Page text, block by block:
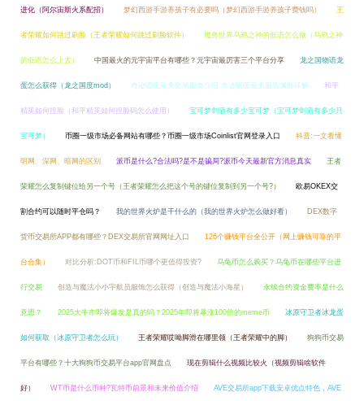
进化（阿尔宙斯火系配招） 梦幻西游手游养孩子有必要吗（梦幻西游手游养孩子费钱吗） 王
者荣耀如何跳过刷脸（王者荣耀如何跳过刷脸软件） 魔兽世界乌鸦之神的低语怎么做（乌鸦之神
的低语怎么上去） 中国最火的元宇宙平台有哪些？元宇宙最厉害三个平台分享 龙之国物语龙
蛋怎么获得（龙之国度mod） 奇迹暖暖最美套装服饰介绍 奇迹暖暖最美服装属性详解 和平
精英如何捏脸（和平精英如何捏脸码怎么使用） 宝可梦剑盾有多少宝可梦（宝可梦剑盾有多少只
宝可梦） 币圈一级市场必备网站有哪些？币圈一级市场Coinlist官网登录入口 科普:一文看懂
明网、深网、暗网的区别 派币是什么?合法吗?是不是骗局?派币今天最新官方消息真实 王者
荣耀怎么复制键位给另一个号（王者荣耀怎么把这个号的键位复制到另一个号?） 欧易OKEX交
割合约可以随时平仓吗？ 我的世界火炉是干什么的（我的世界火炉怎么做好看） DEX数字
货币交易所APP都有哪些？DEX交易所官网网址入口 126个赚钱平台全公开（网上赚钱可靠的平
台合集） 对比分析:DOT币和FIL币哪个更值得投资? 乌龟币怎么购买？乌龟币在哪些平台进
行交易 创造与魔法小小宇航员服饰怎么获得（创造与魔法小海星） 永续合约资金费率是什么
意思？ 2025大牛市即将爆发是真的吗？2025年即将暴涨100倍的meme币 冰原守卫者冰龙蛋
如何获取（冰原守卫者怎么玩） 王者荣耀哎呦脚滑在哪里领（王者荣耀中的脚） 狗狗币交易
平台有哪些？十大狗狗币交易平台app官网盘点 现在剪辑什么视频比较火（视频剪辑啥软件
好） WT币是什么币种?瓦特币前景和未来价值介绍 AVE交易所app下载安卓优点特色，AVE